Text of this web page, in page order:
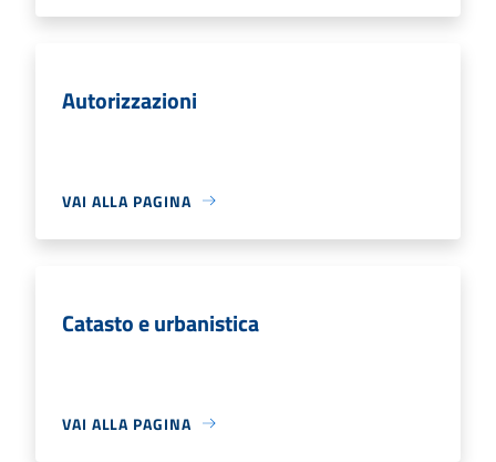
Autorizzazioni
VAI ALLA PAGINA
Catasto e urbanistica
VAI ALLA PAGINA